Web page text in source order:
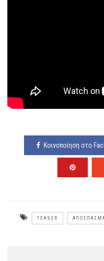
Κοινοποίηση στο
TEASER